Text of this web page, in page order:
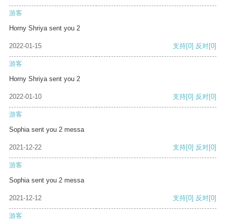
游客
Horny Shriya sent you 2
2022-01-15 支持[0] 反对[0]
游客
Horny Shriya sent you 2
2022-01-10 支持[0] 反对[0]
游客
Sophia sent you 2 messa
2021-12-22 支持[0] 反对[0]
游客
Sophia sent you 2 messa
2021-12-12 支持[0] 反对[0]
游客